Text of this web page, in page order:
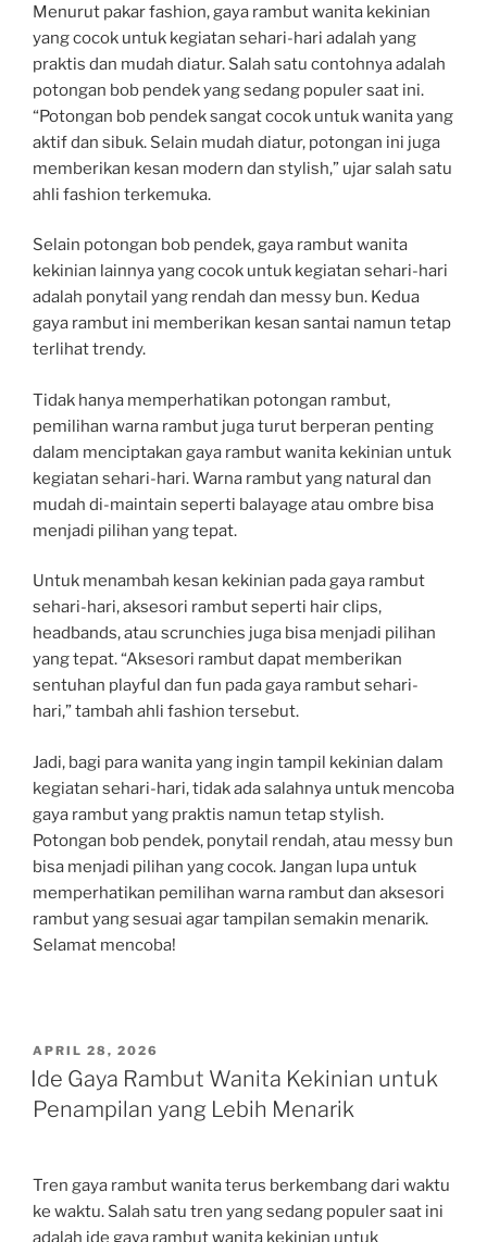
Menurut pakar fashion, gaya rambut wanita kekinian
yang cocok untuk kegiatan sehari-hari adalah yang
praktis dan mudah diatur. Salah satu contohnya adalah
potongan bob pendek yang sedang populer saat ini.
“Potongan bob pendek sangat cocok untuk wanita yang
aktif dan sibuk. Selain mudah diatur, potongan ini juga
memberikan kesan modern dan stylish,” ujar salah satu
ahli fashion terkemuka.
Selain potongan bob pendek, gaya rambut wanita
kekinian lainnya yang cocok untuk kegiatan sehari-hari
adalah ponytail yang rendah dan messy bun. Kedua
gaya rambut ini memberikan kesan santai namun tetap
terlihat trendy.
Tidak hanya memperhatikan potongan rambut,
pemilihan warna rambut juga turut berperan penting
dalam menciptakan gaya rambut wanita kekinian untuk
kegiatan sehari-hari. Warna rambut yang natural dan
mudah di-maintain seperti balayage atau ombre bisa
menjadi pilihan yang tepat.
Untuk menambah kesan kekinian pada gaya rambut
sehari-hari, aksesori rambut seperti hair clips,
headbands, atau scrunchies juga bisa menjadi pilihan
yang tepat. “Aksesori rambut dapat memberikan
sentuhan playful dan fun pada gaya rambut sehari-
hari,” tambah ahli fashion tersebut.
Jadi, bagi para wanita yang ingin tampil kekinian dalam
kegiatan sehari-hari, tidak ada salahnya untuk mencoba
gaya rambut yang praktis namun tetap stylish.
Potongan bob pendek, ponytail rendah, atau messy bun
bisa menjadi pilihan yang cocok. Jangan lupa untuk
memperhatikan pemilihan warna rambut dan aksesori
rambut yang sesuai agar tampilan semakin menarik.
Selamat mencoba!
POSTED
ON
APRIL 28, 2026
Ide Gaya Rambut Wanita Kekinian untuk
Penampilan yang Lebih Menarik
Tren gaya rambut wanita terus berkembang dari waktu
ke waktu. Salah satu tren yang sedang populer saat ini
adalah ide gaya rambut wanita kekinian untuk